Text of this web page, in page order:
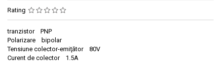
Rating
tranzistor PNP
Polarizare bipolar
Tensiune colector-emiţător 80V
Curent de colector 1.5A